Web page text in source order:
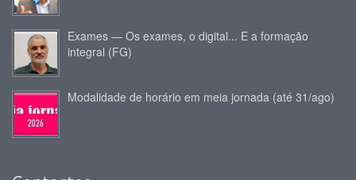
Exames — Os exames, o digital... E a formação
integral (FG)
Modalidade de horário em meia jornada (até 31/ago)